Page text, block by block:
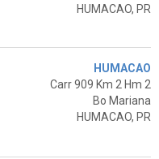
HUMACAO, PR
HUMACAO
Carr 909 Km 2 Hm 2
Bo Mariana
HUMACAO, PR